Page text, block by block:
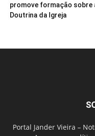
promove formação sobre
Doutrina da Igreja
Portal Jander Vieira –